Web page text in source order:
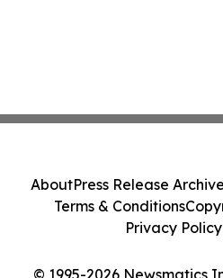
© 1995-2026 Newsmatics
AboutPress Release Archive
Terms & Conditions
Privacy Policy